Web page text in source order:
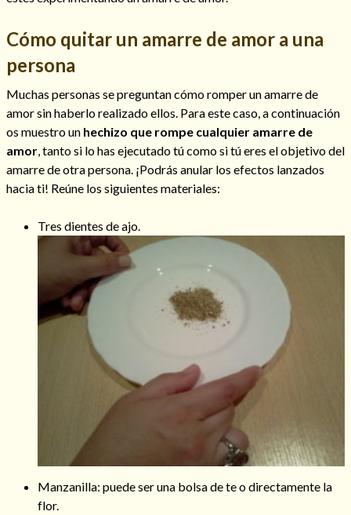
Cómo quitar un amarre de amor a una
persona
Muchas personas se preguntan cómo romper un amarre de
amor sin haberlo realizado ellos. Para este caso, a continuación
os muestro un hechizo que rompe cualquier amarre de
amor , tanto si lo has ejecutado tú como si tú eres el objetivo del
amarre de otra persona. ¡Podrás anular los efectos lanzados
hacia ti! Reúne los siguientes materiales:
Tres dientes de ajo.
Manzanilla: puede ser una bolsa de te o directamente la
flor.